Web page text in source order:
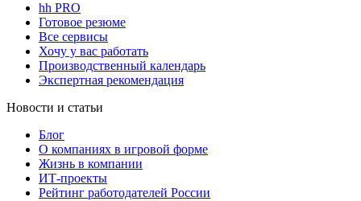
hh PRO
Готовое резюме
Все сервисы
Хочу у вас работать
Производственный календарь
Экспертная рекомендация
Новости и статьи
Блог
О компаниях в игровой форме
Жизнь в компании
ИТ-проекты
Рейтинг работодателей России